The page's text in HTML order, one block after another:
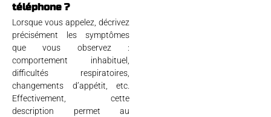
téléphone ?
Lorsque vous appelez, décrivez
précisément les symptômes
que vous observez :
comportement inhabituel,
difficultés respiratoires,
changements d’appétit, etc.
Effectivement, cette
description permet au